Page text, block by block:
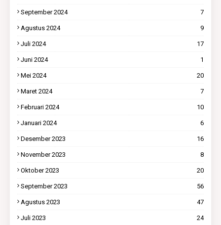
September 2024 7
Agustus 2024 9
Juli 2024 17
Juni 2024 1
Mei 2024 20
Maret 2024 7
Februari 2024 10
Januari 2024 6
Desember 2023 16
November 2023 8
Oktober 2023 20
September 2023 56
Agustus 2023 47
Juli 2023 24